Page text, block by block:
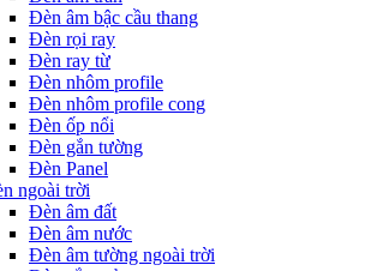
Đèn âm bậc cầu thang
Đèn rọi ray
Đèn ray từ
Đèn nhôm profile
Đèn nhôm profile cong
Đèn ốp nổi
Đèn gắn tường
Đèn Panel
ngoài trời
Đèn âm đất
Đèn âm nước
Đèn âm tường ngoài trời